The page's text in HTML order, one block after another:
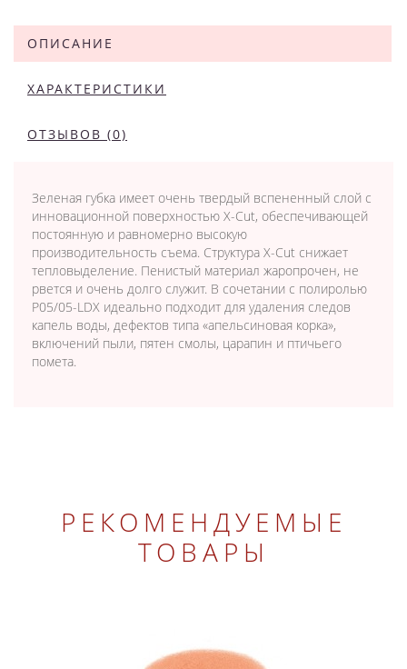
ОПИСАНИЕ
ХАРАКТЕРИСТИКИ
ОТЗЫВОВ (0)
Зеленая губка имеет очень твердый вспененный слой с
инновационной поверхностью X-Cut, обеспечивающей
постоянную и равномерно высокую
производительность съема. Структура X-Cut снижает
тепловыделение. Пенистый материал жаропрочен, не
рвется и очень долго служит. В сочетании с полиролью
P05/05-LDX идеально подходит для удаления следов
капель воды, дефектов типа «апельсиновая корка»,
включений пыли, пятен смолы, царапин и птичьего
помета.
РЕКОМЕНДУЕМЫЕ
ТОВАРЫ